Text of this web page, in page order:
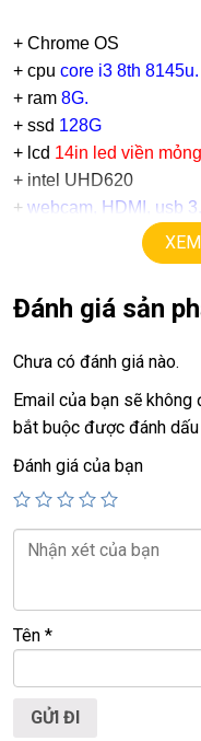
+ Chrome OS
+ cpu core i3 8th 8145u.
+ ram 8G.
+ ssd 128G
+ lcd 14in led viền mỏng
+ intel UHD620
+ webcam, HDMI, usb
LAPTOP TRIỀU PHÁT –
ĐT:0939.008.008–
Face. Viber. Zalo :
ĐC: 60/26 Đồng Đen, p.14,
Web:
https://
<<< Tất cả sản phẩm
check! >>>
Đánh giá sản
Chưa có đánh giá nào.
Email của bạn sẽ
bắt buộc được đánh dấu
Đánh giá của bạn
Tên *